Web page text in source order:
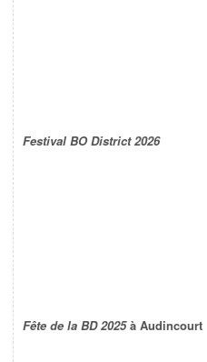
Festival BO District 2026
Fête de la BD 2025à Audincourt